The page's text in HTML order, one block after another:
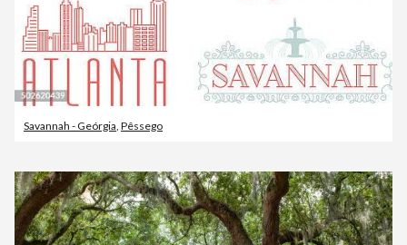
Savannah - Geórgia, Pêssego